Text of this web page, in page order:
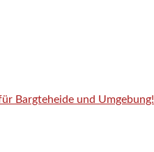
Bargteheide und Umgebung!